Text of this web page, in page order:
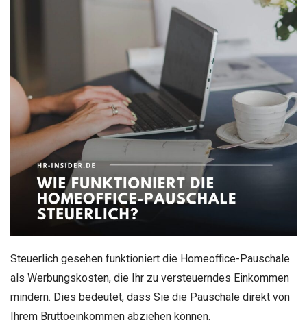
Steuerlich gesehen funktioniert die Homeoffice-Pauschale
als Werbungskosten, die Ihr zu versteuerndes Einkommen
mindern. Dies bedeutet, dass Sie die Pauschale direkt von
Ihrem Bruttoeinkommen abziehen können.